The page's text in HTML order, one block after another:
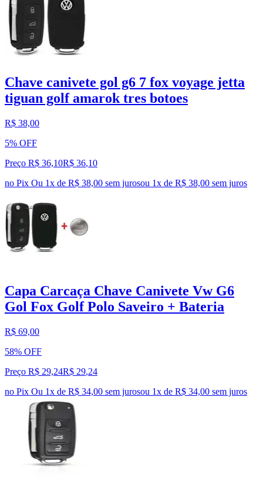
Chave canivete gol g6 7 fox voyage jetta
tiguan golf amarok tres botoes
R$ 38,00
5% OFF
Preço R$ 36,10R$ 36,10
no Pix Ou 1x de R$ 38,00 sem jurosou 1x de R$ 38,00 sem juros
Capa Carcaça Chave Canivete Vw G6
Gol Fox Golf Polo Saveiro + Bateria
R$ 69,00
58% OFF
Preço R$ 29,24R$ 29,24
no Pix Ou 1x de R$ 34,00 sem jurosou 1x de R$ 34,00 sem juros